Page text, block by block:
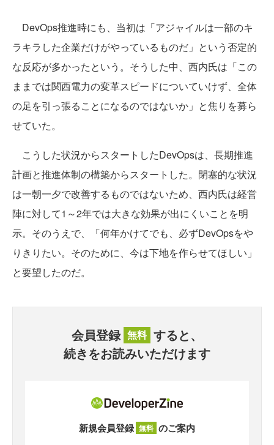
DevOps推進時にも、当初は「アジャイルは一部のキ
ラキラした企業だけがやっているものだ」という否定的
な反応が多かったという。そうした中、西内氏は「この
ままでは関西電力の変革スピードについていけず、全体
の足を引っ張ることになるのではないか」と焦りを募ら
せていた。
こうした状況からスタートしたDevOpsは、長期推進
計画と推進体制の構築からスタートした。閉塞的な状況
は一朝一夕で改善するものではないため、西内氏は経営
陣に対して1～2年では大きな効果が出にくいことを明
示。そのうえで、「何年かけてでも、必ずDevOpsをや
りきりたい。そのために、今は下地を作らせてほしい」
と要望したのだ。
会員登録 無料 すると、
続きをお読みいただけます
新規会員登録 無料 のご案内